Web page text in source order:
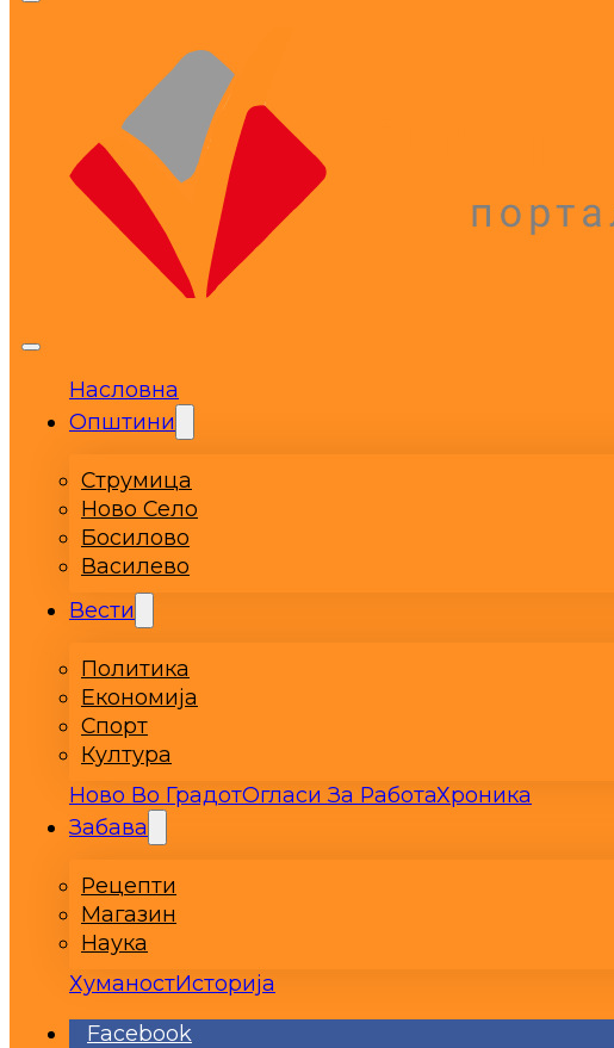
Насловна
Општини
Струмица
Ново Село
Босилово
Василево
Вести
Политика
Економија
Спорт
Култура
Ново Во ГрадотОгласи За РаботаХроника
Забава
Рецепти
Магазин
Наука
ХуманостИсторија
Facebook